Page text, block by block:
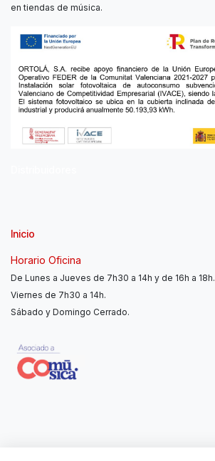
en tiendas de música.
Inicio
Horario Oficina
De Lunes a Jueves de 7h30 a 14h y de 16h a 18h.
Viernes de 7h30 a 14h.
Sábado y Domingo Cerrado.